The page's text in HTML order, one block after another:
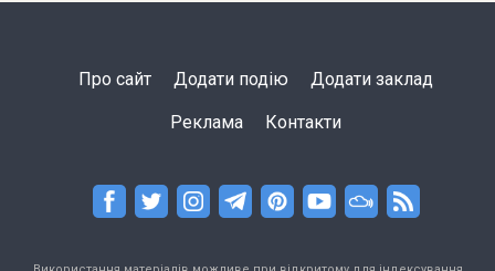
Про сайт Додати подію Додати заклад
Реклама Контакти